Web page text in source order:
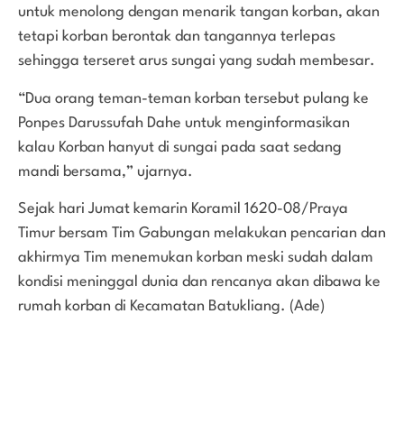
untuk menolong dengan menarik tangan korban, akan
tetapi korban berontak dan tangannya terlepas
sehingga terseret arus sungai yang sudah membesar.
“Dua orang teman-teman korban tersebut pulang ke
Ponpes Darussufah Dahe untuk menginformasikan
kalau Korban hanyut di sungai pada saat sedang
mandi bersama,” ujarnya.
Sejak hari Jumat kemarin Koramil 1620-08/Praya
Timur bersam Tim Gabungan melakukan pencarian dan
akhirmya Tim menemukan korban meski sudah dalam
kondisi meninggal dunia dan rencanya akan dibawa ke
rumah korban di Kecamatan Batukliang. (Ade)